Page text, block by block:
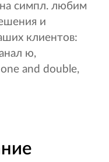
симпл. любим
и
клиентов:
ю,
and double,